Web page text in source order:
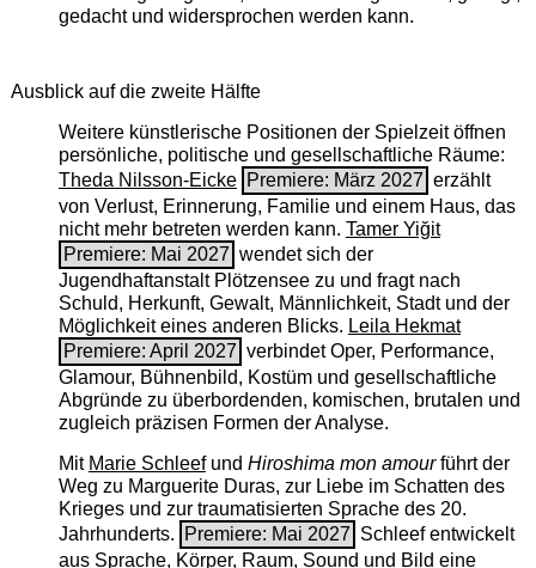
gedacht und widersprochen werden kann.
Ausblick auf die zweite Hälfte
Weitere künstlerische Positionen der Spielzeit öffnen
persönliche, politische und gesellschaftliche Räume:
Theda Nilsson-Eicke Premiere: März 2027 erzählt
von Verlust, Erinnerung, Familie und einem Haus, das
nicht mehr betreten werden kann. Tamer Yiğit
Premiere: Mai 2027 wendet sich der
Jugendhaftanstalt Plötzensee zu und fragt nach
Schuld, Herkunft, Gewalt, Männlichkeit, Stadt und der
Möglichkeit eines anderen Blicks. Leila Hekmat
Premiere: April 2027 verbindet Oper, Performance,
Glamour, Bühnenbild, Kostüm und gesellschaftliche
Abgründe zu überbordenden, komischen, brutalen und
zugleich präzisen Formen der Analyse.
Mit Marie Schleefund Hiroshima mon amourführt der
Weg zu Marguerite Duras, zur Liebe im Schatten des
Krieges und zur traumatisierten Sprache des 20.
Jahrhunderts.
Premiere: Mai 2027 Schleef entwickelt
aus Sprache, Körper, Raum, Sound und Bild eine